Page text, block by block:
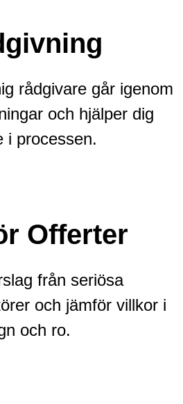
rådgivare går igenom
och hjälper dig
i processen.
Offerter
från seriösa
och jämför villkor i
och ro.